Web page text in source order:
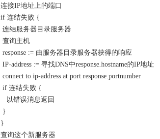
连接IP地址上的端口
if 连结失败 {
连结服务器目录服务器
查询主机
response := 由服务器目录服务器获得的响应
IP-address := 寻找DNS中response.hostname的IP地址
connect to ip-address at port response.portnumber
if 连结失败 {
以错误消息返回
}
}
查询这个新服务器